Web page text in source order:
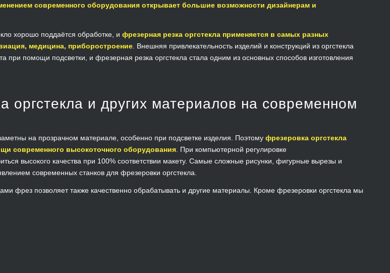
современного оборудования открывает большие возможности дизайнерам и
хорошо поддаётся обработке, и фрезерная резка оргстекла применяется в самых разных
медицина, приборостроение . Внешняя привлекательность изделий и конструкций из оргстекла
при помощи подсветки, и фрезерная резка оргстекла стала одним из основных способов изготовления
оргстекла и других материалов на современном
на прозрачном материале, особенно при подсветке изделия. Поэтому фрезеровка оргстекла
современного высокоточного оборудования. При компьютерной регулировке
высокого качества при 100% соответствии макету. Самые сложные рисунки, фигурные вырезы и
современных станков для фрезеровки оргстекла.
фрез позволяет также качественно обрабатывать и другие материалы. Кроме фрезеровки оргстекла мы